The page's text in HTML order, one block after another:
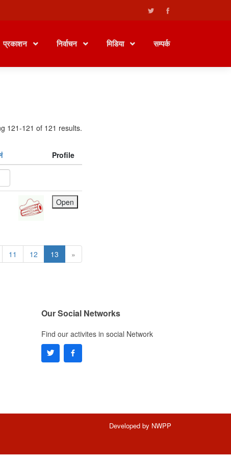
प्रकाशन निर्वाचन मिडिया सम्पर्क
121-121 of 121 results.
Profile
Open
11 12 13 »
Our Social Networks
Find our activites in social Network
Developed by NWPP